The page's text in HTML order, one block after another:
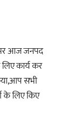
पर आज जनपद
कार्य कर
सभी
के लिए किए